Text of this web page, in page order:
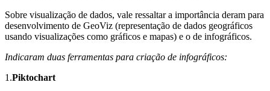
Sobre visualização de dados, vale ressaltar a importância deram para
desenvolvimento de GeoViz (representação de dados geográficos
usando visualizações como gráficos e mapas) e o de infográficos.
Indicaram duas ferramentas para criação de infográficos:
1.Piktochart